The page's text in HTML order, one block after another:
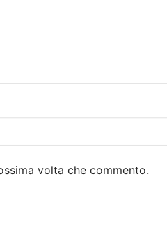
volta che commento.